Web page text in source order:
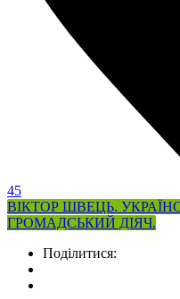
45
ВІКТОР ШВЕЦЬ.
ГРОМАДСЬКИЙ ДІЯЧ.
Поділитися: